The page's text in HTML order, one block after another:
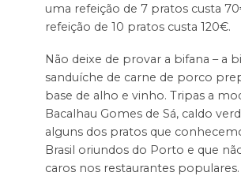
uma refeição de 7 pratos custa
refeição de 10 pratos custa 120€.
Não deixe de provar a bifana – a
sanduíche de carne de porco
base de alho e vinho. Tripas a
Bacalhau Gomes de Sá, caldo
alguns dos pratos que
Brasil oriundos do Porto e que
caros nos restaurantes